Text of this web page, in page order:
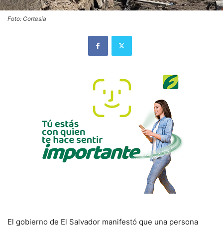
Foto: Cortesía
El gobierno de El Salvador manifestó que una persona